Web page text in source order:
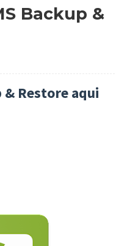
Backup &
& Restore aqui